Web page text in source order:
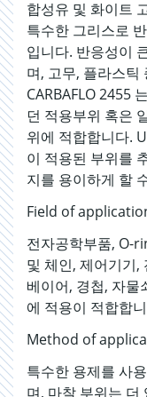
합성유 및 화이트
특수한 그리스로
입니다. 반응성이
며, 고무, 플라스틱
CARBAFLO 2455
던 적용부위 혹은
위에 적합합니다.
이 적용된 부위를
지를 용이하게 할
Field of
전자공학부품, O-
및 체인, 제어기기,
베이어, 경첩, 자물
에 적용이 적합합
Method of
특수한 용제를 사
며, 마찰 부위는 더